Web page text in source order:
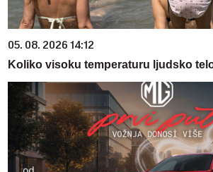
05. 08. 2026 14:12
Koliko visoku temperaturu ljudsko